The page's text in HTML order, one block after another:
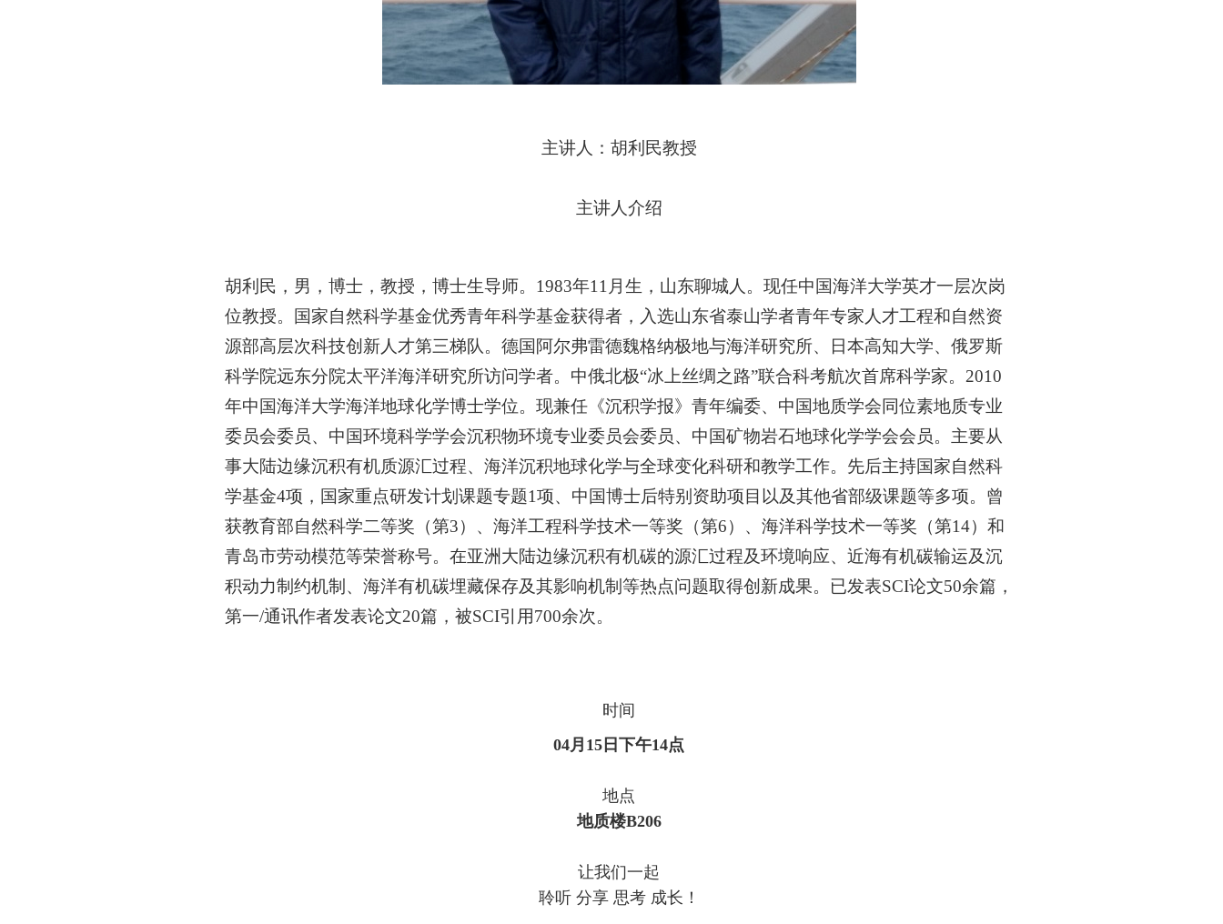
主讲人：胡利民教授
主讲人介绍
胡利民，男，博士，教授，博士生导师。 1983年11月生，山东聊城人。现任中国海洋大学英才一层次岗
位教授。国家自然科学基金优秀青年科学基金获得者，入选山东省泰山学者青年专家人才工程和自然资
源部高层次科技创新人才第三梯队。德国阿尔弗雷德魏格纳极地与海洋研究所、日本高知大学、俄罗斯
科学院远东分院太平洋海洋研究所访问学者。中俄北极“冰上丝绸之路”联合科考航次首席科学家。2010
年中国海洋大学海洋地球化学博士学位。现兼任《沉积学报》青年编委、中国地质学会同位素地质专业
委员会委员、中国环境科学学会沉积物环境专业委员会委员、中国矿物岩石地球化学学会会员。主要从
事大陆边缘沉积有机质源汇过程、海洋沉积地球化学与全球变化科研和教学工作。先后主持国家自然科
学基金4项，国家重点研发计划课题专题1项、中国博士后特别资助项目以及其他省部级课题等多项。曾
获教育部自然科学二等奖（第3）、海洋工程科学技术一等奖（第6）、海洋科学技术一等奖（第14）和
青岛市劳动模范等荣誉称号。在亚洲大陆边缘沉积有机碳的源汇过程及环境响应、近海有机碳输运及沉
积动力制约机制、海洋有机碳埋藏保存及其影响机制等热点问题取得创新成果。已发表SCI论文50余篇，
第一/通讯作者发表论文20篇，被SCI引用700余次。
时间
04月15日下午14点
地点
地质楼B206
让我们一起
聆听分享 思考 成长！